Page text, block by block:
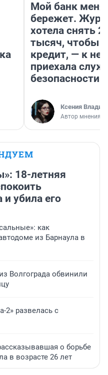
Мой банк меня
бережет.
хотела снять
тысяч, чтобы
кредит, — к
приехала
безопасности
Ксения
Автор мнения
18-летняя
убила его
как
из Барнаула в
Волгограда обвинили
2» развелась с
о борьбе
в возрасте 26 лет